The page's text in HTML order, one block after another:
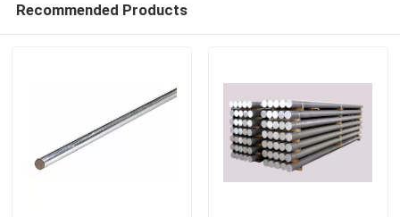
Recommended Products